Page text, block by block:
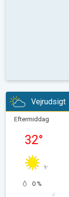
Vejrudsigt
Eftermiddag
32°
0 %